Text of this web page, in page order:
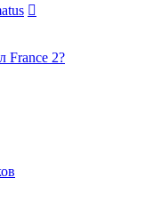
France 2?